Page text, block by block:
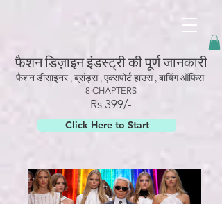
फैशन डिज़ाइन इंडस्ट्री की पूर्ण जानकारी
फैशन डीसाइनर , ब्रांड्स , एक्सपोर्ट हाउस , बायिंग ऑफिस
8 CHAPTERS
Rs 399/-
Click Here to Start